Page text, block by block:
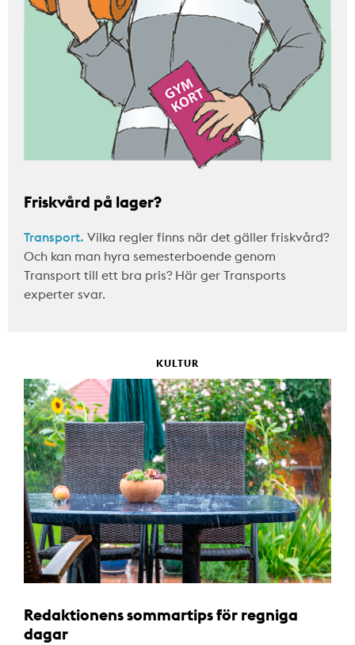
Friskvård på lager?
Transport. Vilka regler finns när det gäller friskvård?
Och kan man hyra semesterboende genom
Transport till ett bra pris? Här ger Transports
experter svar.
KULTUR
Redaktionens sommartips för regniga
dagar